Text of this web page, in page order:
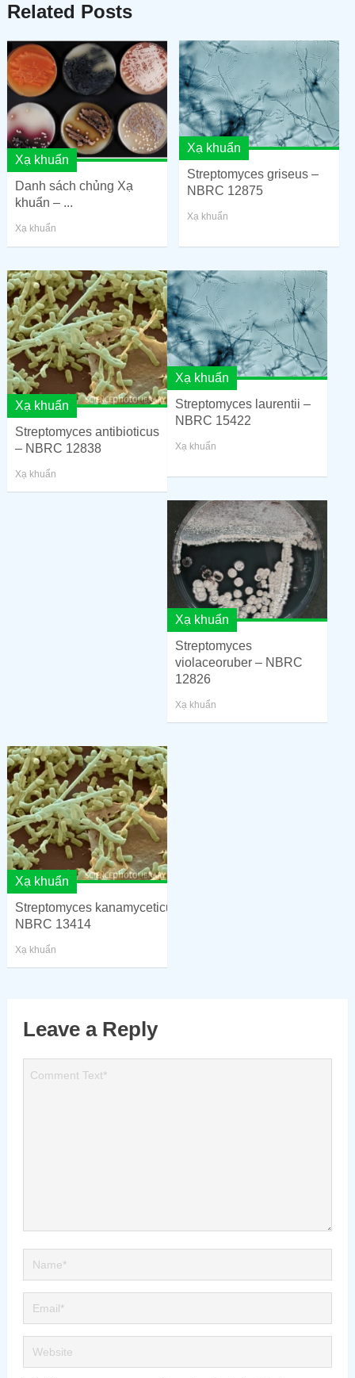
Related Posts
Xạ khuẩn
Danh sách chủng Xạ
khuẩn – ...
Xạ khuẩn
Xạ khuẩn
Streptomyces griseus –
NBRC 12875
Xạ khuẩn
Xạ khuẩn
Streptomyces antibioticus
– NBRC 12838
Xạ khuẩn
Xạ khuẩn
Streptomyces laurentii –
NBRC 15422
Xạ khuẩn
Xạ khuẩn
Streptomyces
violaceoruber – NBRC
12826
Xạ khuẩn
Xạ khuẩn
Streptomyces kanamyceticus –
NBRC 13414
Xạ khuẩn
Leave a Reply